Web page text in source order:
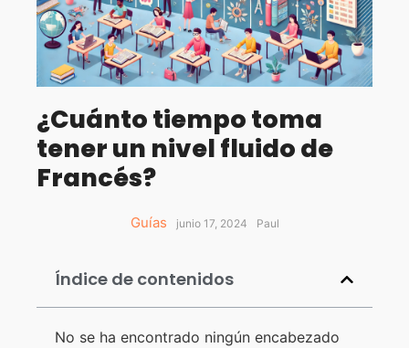
¿Cuánto tiempo toma
tener un nivel fluido de
Francés?
Guías junio 17, 2024 Paul
Índice de contenidos
No se ha encontrado ningún encabezado